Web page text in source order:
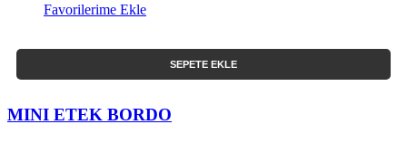
Favorilerime Ekle
SEPETE EKLE
MINI ETEK BORDO